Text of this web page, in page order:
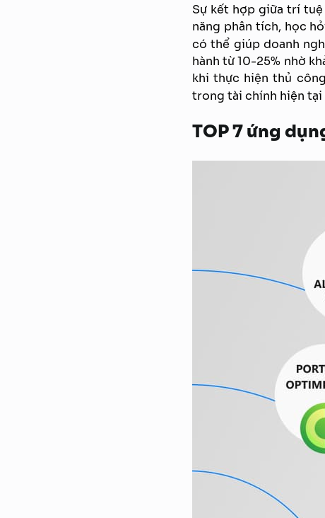
Sự kết hợp giữa trí
năng phân tích, học
có thể giúp doanh
hành từ 10-25% nhờ
khi thực hiện thủ
trong tài chính hiện tại
TOP 7 ứng